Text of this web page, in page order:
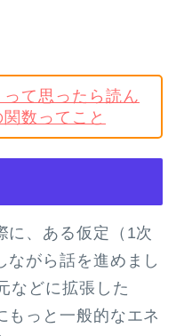
て思ったら読ん
数ってこと
に、ある仮定（1次
ながら話を進めまし
などに拡張した
もっと一般的なエネ